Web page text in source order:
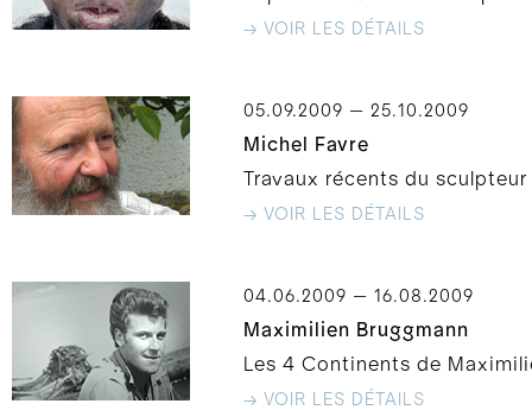
→ VOIR LES DÉTAILS
05.09.2009 — 25.10.2009
Michel Favre
Travaux récents du
→ VOIR LES DÉTAILS
04.06.2009 — 16.08.2009
Maximilien Bruggmann
Les 4 Continents de
→ VOIR LES DÉTAILS